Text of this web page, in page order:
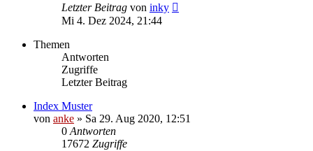
Letzter Beitrag von inky
Mi 4. Dez 2024, 21:44
Themen
Antworten
Zugriffe
Letzter Beitrag
Index Muster
von anke » Sa 29. Aug 2020, 12:51
0 Antworten
17672 Zugriffe